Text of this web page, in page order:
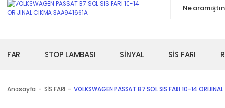
FAR STOP LAMBASI SİNYAL SİS FARI
Anasayfa SİS FARI VOLKSWAGEN PASSAT B7 SOL SIS FARI 10-14